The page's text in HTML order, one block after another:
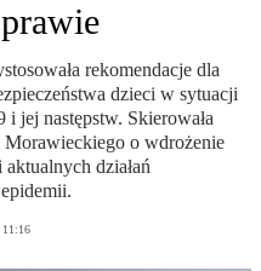
rekomendacje dla
dzieci w sytuacji
jej następstw. Skierowała
Morawieckiego o wdrożenie
działań
11:16